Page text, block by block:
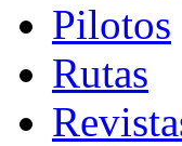
Pilotos
Rutas